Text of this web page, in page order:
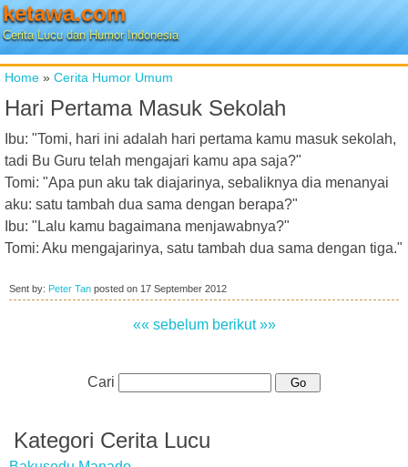
ketawa.com
Cerita Lucu dan Humor Indonesia
Home » Cerita Humor Umum
Hari Pertama Masuk Sekolah
Ibu: "Tomi, hari ini adalah hari pertama kamu masuk sekolah,
tadi Bu Guru telah mengajari kamu apa saja?"
Tomi: "Apa pun aku tak diajarinya, sebaliknya dia menanyai
aku: satu tambah dua sama dengan berapa?"
Ibu: "Lalu kamu bagaimana menjawabnya?"
Tomi: Aku mengajarinya, satu tambah dua sama dengan tiga."
Sent by: Peter Tan posted on 17 September 2012
«« sebelum berikut »»
Cari
Kategori Cerita Lucu